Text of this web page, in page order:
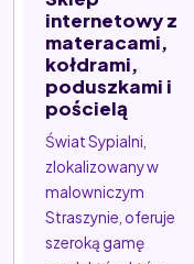
internetowy z
materacami,
kołdrami,
poduszkami i
pościelą
Świat Sypialni,
zlokalizowany w
malowniczym
Straszynie, oferuje
szeroką gamę